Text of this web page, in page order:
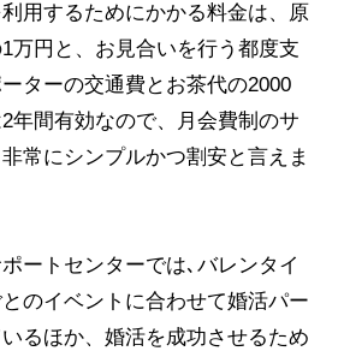
用するためにかかる料金は、原
万円と、お見合いを行う都度支
ターの交通費とお茶代の2000
年間有効なので、月会費制のサ
常にシンプルかつ割安と言えま
ートセンターでは､バレンタイ
のイベントに合わせて婚活パー
るほか、婚活を成功させるため